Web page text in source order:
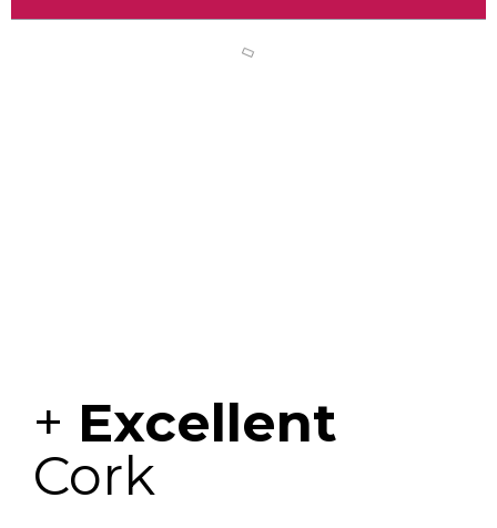
+ Excellent
Cork